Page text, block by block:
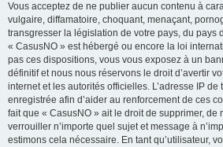
Vous acceptez de ne publier aucun contenu à
vulgaire, diffamatoire, choquant, menaçant,
transgresser la législation de votre pays, du pays
« CasusNO » est hébergé ou encore la loi
pas ces dispositions, vous vous exposez à un
définitif et nous nous réservons le droit d’avertir
internet et les autorités officielles. L’adresse IP de
enregistrée afin d’aider au renforcement de ces
fait que « CasusNO » ait le droit de supprimer, de
verrouiller n’importe quel sujet et message à
estimons cela nécessaire. En tant qu’utilisateur,